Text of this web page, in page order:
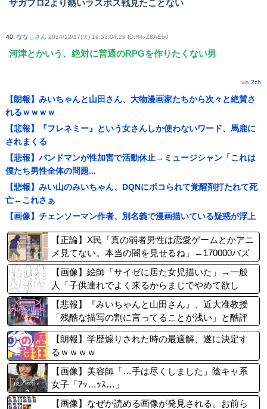
サガフロ2より熱いラスボス戦見たことない
40: ななしさん 2024/12/17(火) 19:53:04.29 ID:H4xZ8AEb0
河津とかいう、絶対に普通のRPGを作りたくない男
via:2ch
【朗報】みいちゃんと山田さん、大物漫画家たちから次々と絶賛さ
れるｗｗｗｗ
【悲報】『フレネミー』という女さんしか使わないワード、馬鹿に
されまくる
【悲報】バンドマンが性加害で活動休止→ミュージシャン「これは
僕たち男性全体の問題...
【悲報】みい山のみいちゃん、DQNにボコられて覚醒剤打たれて死
亡←これさぁ
【画像】チェンソーマン作者、別名義で漫画描いている疑惑が浮上
【正論】X民「真の弱者男性は恋愛ゲームとかアニ
メ見てない。本当の闇を見せるね」←170000バズ
wwwwwww
【画像】絵師「サイゼに居た女児描いた」→一般
人「子供連れでよく来るからまじでやめて欲し
い」→オタクブチ切れ
【悲報】『みいちゃんと山田さん』、近大准教授
「残酷な描写の割に言ってることが浅い」と酷評
され、アニメ化を反対されてしまう……
【朗報】学歴煽りされた時の最適解、遂に決定す
るｗｗｗｗ
【画像】美容師「…手は尽くしました」陰キャ系
女子「ｱｯ…ｯｽ…」
【画像】なぜか読める画像が発見される。お前ら